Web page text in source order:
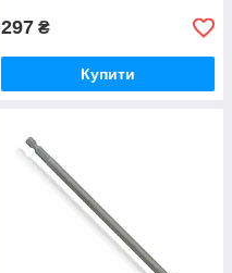
297 ₴
Купити